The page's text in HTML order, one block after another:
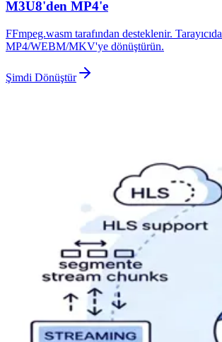
M3U8'den MP4'e
FFmpeg.wasm tarafından desteklenir. Tarayıcıda
MP4/WEBM/MKV'ye dönüştürün.
Şimdi Dönüştür